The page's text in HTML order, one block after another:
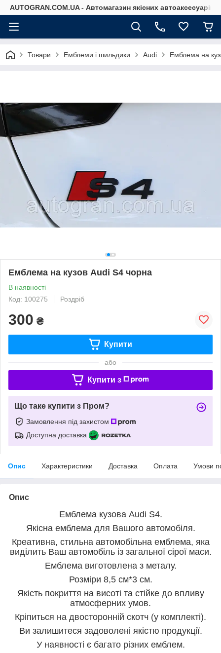
AUTOGRAN.COM.UA - Автомагазин якісних автоаксесуарів
Товари Емблеми і шильдики Audi Емблема на
Емблема на кузов Audi S4 чорна
В наявності
Код: 100275
Роздріб
300 ₴
Купити
або
Купити з
Що таке купити з Пром?
Замовлення під захистом
Доступна доставка
Опис Характеристики Доставка Оплата Умови
Опис
Емблема кузова Audi S4.
Якісна емблема для Вашого автомобіля.
Креативна, стильна автомобільна емблема, яка
виділить Ваш автомобіль із загальної сірої маси.
Емблема виготовлена з металу.
Розміри 8,5 см*3 см.
Якість покриття на висоті та стійке до впливу
атмосферних умов.
Кріпиться на двосторонній скотч (у комплекті).
Ви залишитеся задоволені якістю продукції.
У наявності є багато різних емблем.